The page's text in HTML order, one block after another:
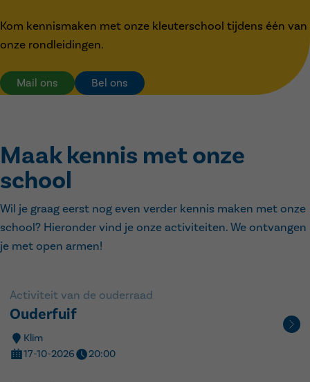
Kom kennismaken met onze kleuterschool tijdens één van
onze rondleidingen.
Mail ons Bel ons
Maak kennis met onze
school
Wil je graag eerst nog even verder kennis maken met onze
school? Hieronder vind je onze activiteiten. We ontvangen
je met open armen!
Activiteit van de ouderraad
Ouderfuif
Klim
17-10-2026
20:00